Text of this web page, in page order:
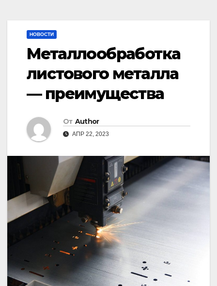
НОВОСТИ
Металлообработка
листового металла
— преимущества
От Author
АПР 22, 2023